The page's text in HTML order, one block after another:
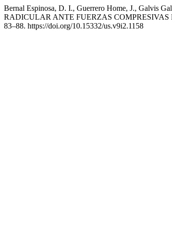
Bernal Espinosa, D. I., Guerrero Home, J., Galvis
RADICULAR ANTE FUERZAS
83–88. https://doi.org/10.15332/us.v9i2.1158